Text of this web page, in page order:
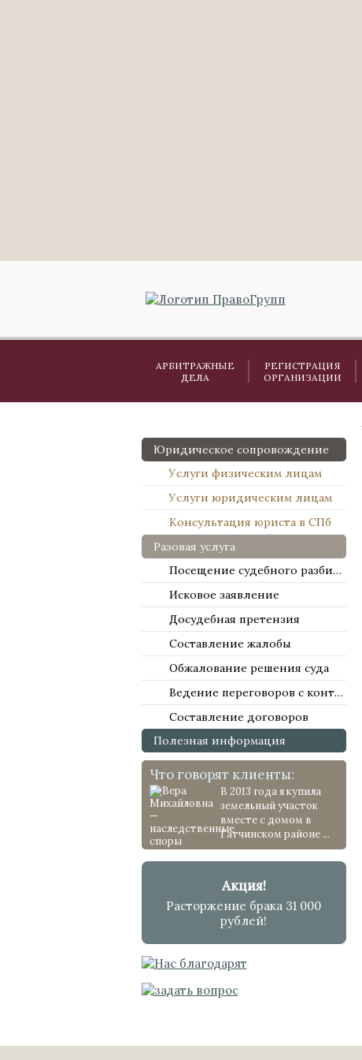
АРБИТРАЖНЫЕ
ДЕЛА
РЕГИСТРАЦИЯ
ОРГАНИЗАЦИИ
Юридическое сопровождение
Услуги физическим лицам
Услуги юридическим лицам
Консультация юриста в СПб
Разовая услуга
Посещение судебного разбирательства
Исковое заявление
Досудебная претензия
Составление жалобы
Обжалование решения суда
Ведение переговоров с контрагентами
Составление договоров
Полезная информация
Что говорят клиенты:
В 2013 года я купила
земельный участок
вместе с домом в
Гатчинском районе ...
Акция!
Расторжение брака 31 000
рублей!